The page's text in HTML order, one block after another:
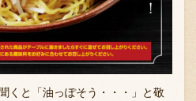
くと「油っぽそう・・・」と敬